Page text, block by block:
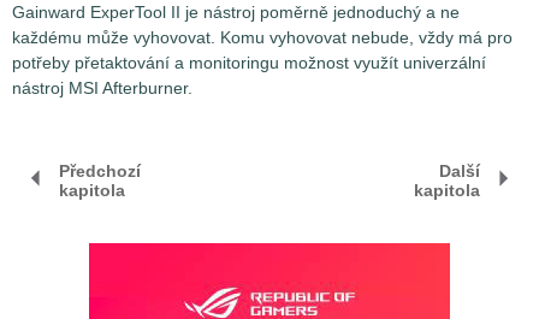
Gainward ExperTool II je nástroj poměrně jednoduchý a ne
každému může vyhovovat. Komu vyhovovat nebude, vždy má pro
potřeby přetaktování a monitoringu možnost využít univerzální
nástroj MSI Afterburner.
Předchozí
kapitola
Další
kapitola